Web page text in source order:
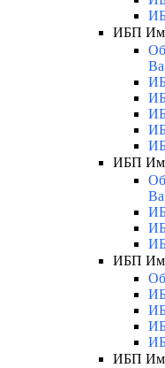
ИБП
Ва
ИБП
Ва
ИБП
ИБП